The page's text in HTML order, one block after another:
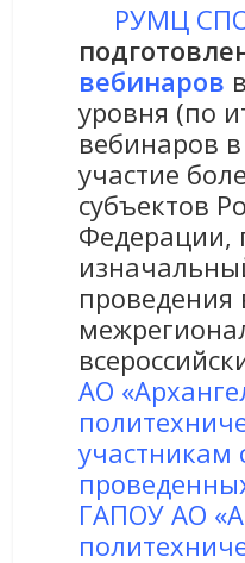
РУМЦ
вебинаров
уровня (по
вебинаров
участие
субъектов
Федерации,
проведения
АО
участникам
ГАПОУ АО